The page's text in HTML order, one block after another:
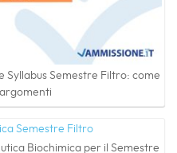
Syllabus Semestre Filtro: come
Biochimica per il Semestre